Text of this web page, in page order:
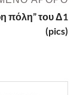
πόλη” του Δ1
(pics)